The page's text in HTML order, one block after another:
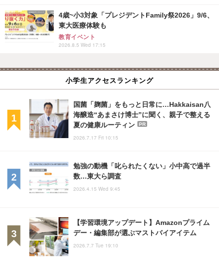
4歳~小3対象「プレジデントFamily祭2026」9/6、
東大医療体験も
教育イベント
2026.8.5 Wed 17:15
小学生アクセスランキング
国菌「麹菌」をもっと日常に…Hakkaisan八
海醸造“あまさけ博士”に聞く、親子で整える
夏の健康ルーティン
PR
2026.7.17 Fri 10:15
勉強の動機「叱られたくない」小中高で過半
数…東大ら調査
2026.4.15 Wed 9:45
【学習環境アップデート】Amazonプライム
デー・編集部が選ぶマストバイアイテム
2026.7.7 Tue 19:10